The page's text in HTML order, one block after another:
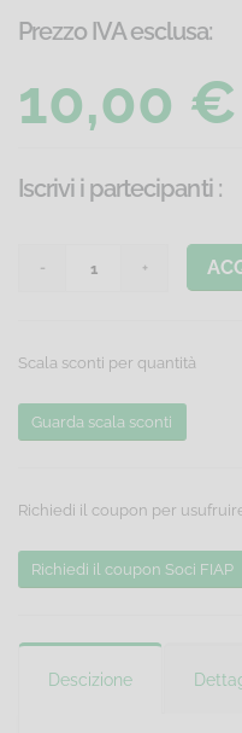
Prezzo IVA esclusa:
10,00 €
Iscrivi i partecipanti :
Scala sconti per quantità
Guarda scala sconti
Richiedi il coupon per
Richiedi il coupon Soci FIAP
Descizione